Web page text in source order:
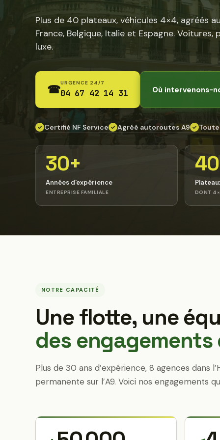
Plus de 40 plateaux, véhicules 4×4, agréés
France, Belgique, Italie et Espagne. Voitures,
luxe.
☎URGENCE 24/7
04 67 42 14 31 Où intervenons-
✓ Certifié NF Service ✓ Agréé autoroutes A9 ✓
30+
Années d'expérience
ENTREPRISE FAMILIALE
40
DONT
NOTRE CAPACITÉ
Une flotte, une
des
Plus de 30 ans d’expérience, 8 agences dans
permanente sur l’A9. Voici nos engagements